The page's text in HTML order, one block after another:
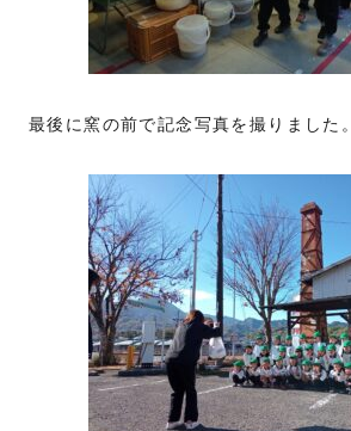
最後に窯の前で記念写真を撮りました。